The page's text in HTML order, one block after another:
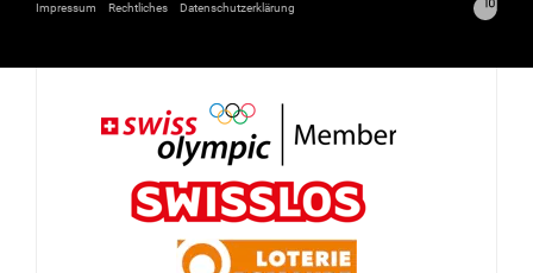
Impressum Rechtliches Datenschutzerklärung